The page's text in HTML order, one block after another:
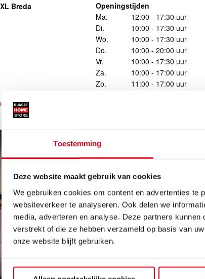
Toestemming
Deze website maakt gebruik van cookies
We gebruiken cookies om content en advertenties te
websiteverkeer te analyseren. Ook delen we
media, adverteren en analyse. Deze partners
verstrekt of die ze hebben verzameld op basis van
onze website blijft gebruiken.
Breda
Openingstijden
Ma.
12:00 - 17:30 uur
Di.
10:00 - 17:30 uur
Wo.
10:00 - 17:30 uur
Do.
10:00 - 20:00 uur
Vr.
10:00 - 17:30 uur
Za.
10:00 - 17:00 uur
Zo.
11:00 - 17:00 uur